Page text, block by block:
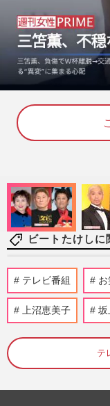
U
n
u
ビートたけし
《
キ
を
週
《
ン
テレビ番組 お
上沼恵美子 坂
テ